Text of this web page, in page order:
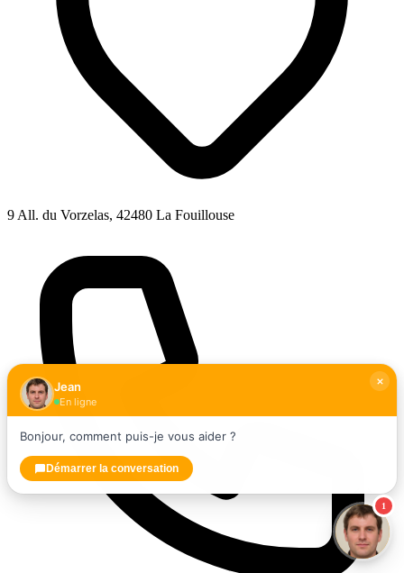
9 All. du Vorzelas, 42480 La Fouillouse
1
Jean
En ligne
Bonjour, comment puis-je vous aider ?
Démarrer la conversation